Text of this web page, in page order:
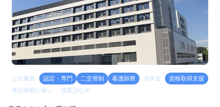
三次救急 認定・専門 二交替制 看護師寮 奨学金
資格取得支援
休日休暇が多い
残業少なめ